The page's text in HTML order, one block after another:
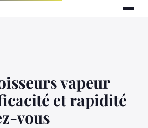
vapeur
et rapidité
vous